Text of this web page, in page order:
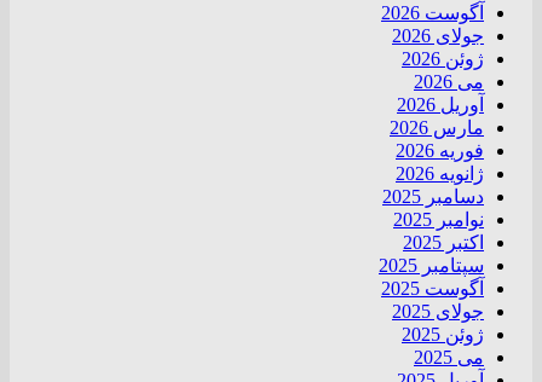
آگوست 2026
جولای 2026
ژوئن 2026
می 2026
آوریل 2026
مارس 2026
فوریه 2026
ژانویه 2026
دسامبر 2025
نوامبر 2025
اکتبر 2025
سپتامبر 2025
آگوست 2025
جولای 2025
ژوئن 2025
می 2025